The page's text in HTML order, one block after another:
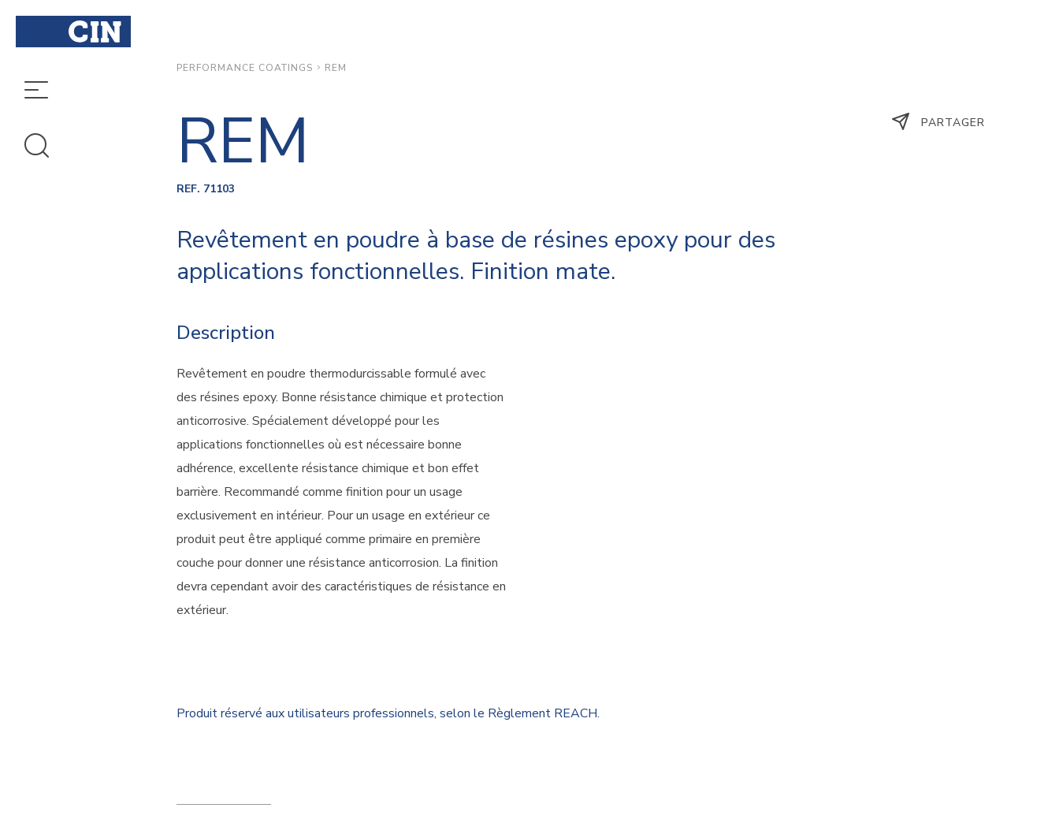
PERFORMANCE COATINGS REM
REM
REF. 71103
Revêtement en poudre à base de résines epoxy pour des
applications fonctionnelles. Finition mate.
Description
Revêtement en poudre thermodurcissable formulé avec
des résines epoxy. Bonne résistance chimique et protection
anticorrosive. Spécialement développé pour les
applications fonctionnelles où est nécessaire bonne
adhérence, excellente résistance chimique et bon effet
barrière. Recommandé comme finition pour un usage
exclusivement en intérieur. Pour un usage en extérieur ce
produit peut être appliqué comme primaire en première
couche pour donner une résistance anticorrosion. La finition
devra cependant avoir des caractéristiques de résistance en
extérieur.
PARTAGER
Produit réservé aux utilisateurs professionnels, selon le Règlement REACH.